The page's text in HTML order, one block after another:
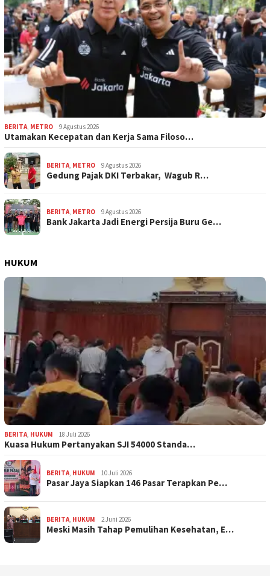
BERITA, METRO 9 Agustus 2026
Utamakan Kecepatan dan Kerja Sama Filoso…
BERITA, METRO 9 Agustus 2026
Gedung Pajak DKI Terbakar, Wagub R…
BERITA, METRO 9 Agustus 2026
Bank Jakarta Jadi Energi Persija Buru Ge…
HUKUM
BERITA, HUKUM 18 Juli 2026
Kuasa Hukum Pertanyakan SJI 54000 Standa…
BERITA, HUKUM 10 Juli 2026
Pasar Jaya Siapkan 146 Pasar Terapkan Pe…
BERITA, HUKUM 2 Juni 2026
Meski Masih Tahap Pemulihan Kesehatan, E…